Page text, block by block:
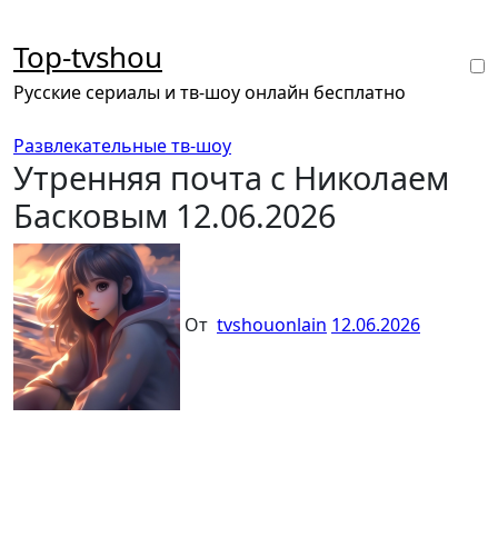
содержанию
Top-tvshou
Русские сериалы и тв-шоу онлайн бесплатно
Развлекательные тв-шоу
Утренняя почта с Николаем
Басковым 12.06.2026
От tvshouonlain 12.06.2026